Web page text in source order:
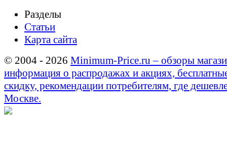
Разделы
Статьи
Карта сайта
© 2004 - 2026 Minimum-Price.ru – обзоры
информация о распродажах и акциях,
скидку, рекомендации потребителям, где
Москве.